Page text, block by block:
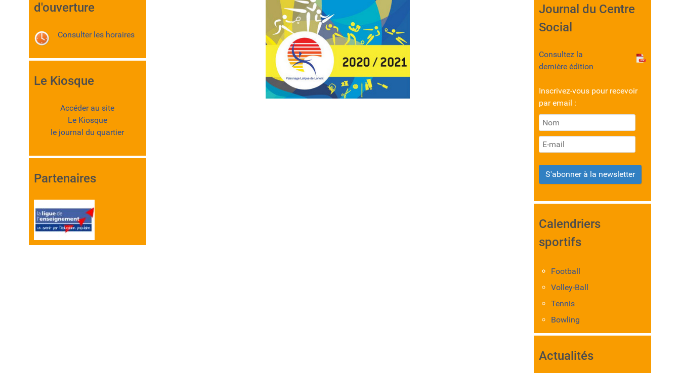
d'ouverture
Consulter les horaires
Le Kiosque
Accéder au site
Le Kiosque
le journal du quartier
Partenaires
Journal du Centre
Social
Consultez la
dernière édition
Inscrivez-vous pour recevoir
par email :
S'abonner à la newsletter
Calendriers
sportifs
Football
Volley-Ball
Tennis
Bowling
Actualités